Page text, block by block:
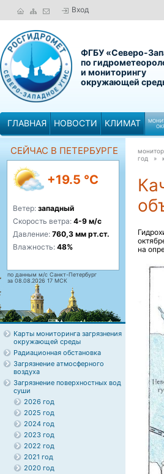
Вход
ФГБУ «Северо-
по
и мониторингу
окружающей
ГЛАВНАЯ НОВОСТИ КЛИМАТ
СЕЙЧАС В ПЕТЕРБУРГЕ
+19.5 °C
Ветер: западный
Скорость ветра: 4-9 м/с
Давление: 760,3 мм рт.ст.
Влажность: 48%
по данным м/с Санкт-Петербург
за 08.08.2026 17 МСК
Карты мониторинга загрязнения
окружающей среды
Радиационная обстановка
Загрязнение атмосферного
воздуха
Загрязнение поверхностных вод
суши
2026 год
2025 год
2024 год
2023 год
2022 год
2021 год
2020 год
год »
на